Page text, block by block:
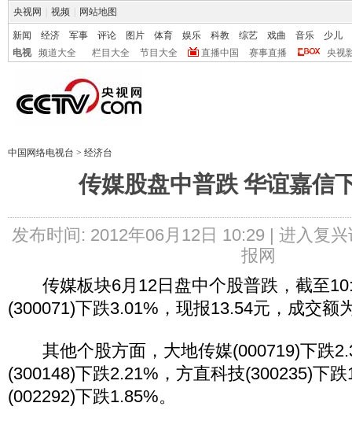
央视网 视频 网站地图
新闻 经济 军事 评论 图片 体育 娱乐 科教 综艺 戏曲 音乐
少儿
电视
频道大全 栏目大全 节目大全 直播中国 赛事直播 央视
中国网络电视台 > 经济台
传媒股盘中普跌 华谊嘉信
发布时间: 2012年06月12日 10:29 | 进入复兴
报网
传媒板块6月12日盘中个股普跌，截至
(300071)下跌3.01%，现报13.54元，成交额
其他个股方面，大地传媒(000719)下跌
(300148)下跌2.21%，方直科技(300235)下
(002292)下跌1.85%。